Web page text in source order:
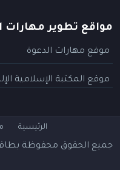
مواقع تطوير مهارات
موقع مهارات الدعوة
موقع المكتبة الإسلامية
الرئيسية
جميع الحقوق محفوظة